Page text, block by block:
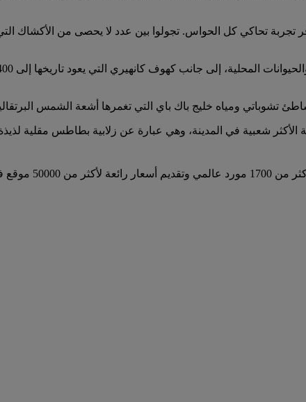
تجربة تحاكي كل الحواس. تجولوا بين عدد لا يحصى من الأكشاك
ومياه خليج باك باي التي تغمرها أشعة الشمس
شعبية في المدينة، وهي عبارة عن زلابية بطاطس مقلية